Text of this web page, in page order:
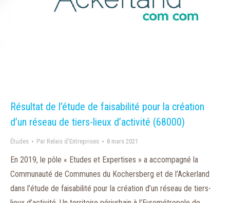
Résultat de l’étude de faisabilité pour la création
d’un réseau de tiers-lieux d’activité (68000)
Études Par Relais d'Entreprises 8 mars 2021
En 2019, le pôle « Etudes et Expertises » a accompagné la
Communauté de Communes du Kochersberg et de l’Ackerland
dans l’étude de faisabilité pour la création d’un réseau de tiers-